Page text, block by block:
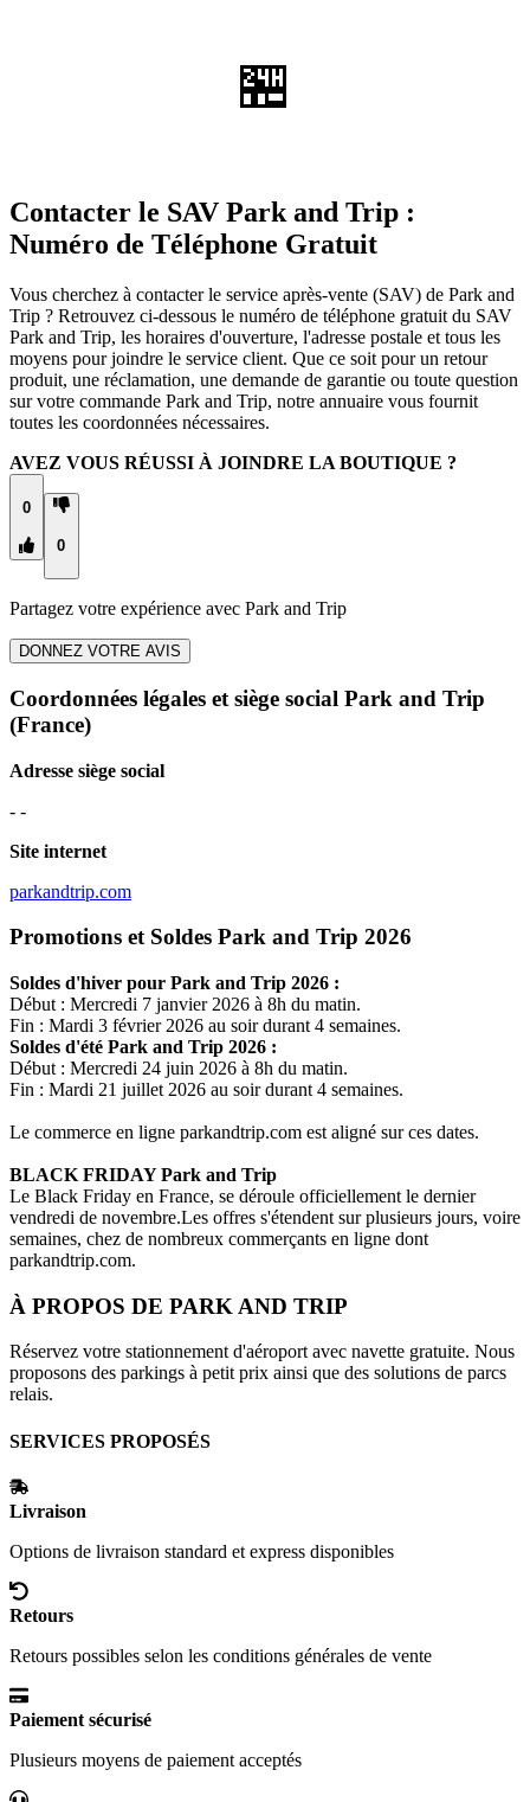
🏪
Contacter le SAV Park and Trip :
Numéro de Téléphone Gratuit
Vous cherchez à contacter le service après-vente (SAV) de Park and
Trip ? Retrouvez ci-dessous le numéro de téléphone gratuit du SAV
Park and Trip, les horaires d'ouverture, l'adresse postale et tous les
moyens pour joindre le service client. Que ce soit pour un retour
produit, une réclamation, une demande de garantie ou toute question
sur votre commande Park and Trip, notre annuaire vous fournit
toutes les coordonnées nécessaires.
AVEZ VOUS RÉUSSI À JOINDRE LA BOUTIQUE ?
0
0
Partagez votre expérience avec Park and Trip
DONNEZ VOTRE AVIS
Coordonnées légales et siège social Park and Trip
(France)
Adresse siège social
- -
Site internet
parkandtrip.com
Promotions et Soldes Park and Trip 2026
Soldes d'hiver pour Park and Trip 2026 :
Début : Mercredi 7 janvier 2026 à 8h du matin.
Fin : Mardi 3 février 2026 au soir durant 4 semaines.
Soldes d'été Park and Trip 2026 :
Début : Mercredi 24 juin 2026 à 8h du matin.
Fin : Mardi 21 juillet 2026 au soir durant 4 semaines.
Le commerce en ligne parkandtrip.com est aligné sur ces dates.
BLACK FRIDAYPark and Trip
Le Black Friday en France, se déroule officiellement le dernier
vendredi de novembre.Les offres s'étendent sur plusieurs jours, voire
semaines, chez de nombreux commerçants en ligne dont
parkandtrip.com.
À PROPOS DE PARK AND TRIP
Réservez votre stationnement d'aéroport avec navette gratuite. Nous
proposons des parkings à petit prix ainsi que des solutions de parcs
relais.
SERVICES PROPOSÉS
Livraison
Options de livraison standard et express disponibles
Retours
Retours possibles selon les conditions générales de vente
Paiement sécurisé
Plusieurs moyens de paiement acceptés